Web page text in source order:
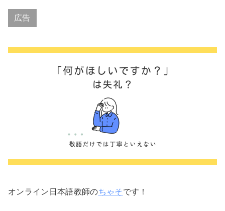
広告
オンライン日本語教師のちゃそです！